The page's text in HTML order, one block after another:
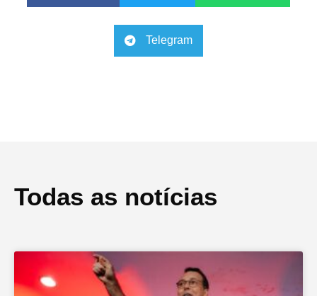
Telegram
Todas as notícias